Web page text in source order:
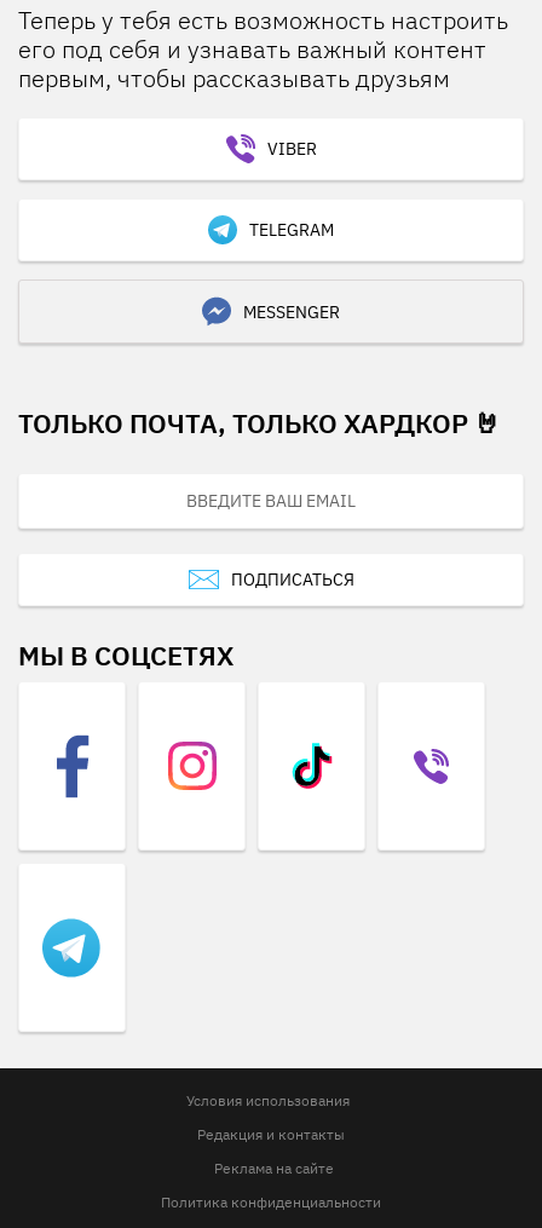
Теперь у тебя есть возможность настроить
его под себя и узнавать важный контент
первым, чтобы рассказывать друзьям
VIBER
TELEGRAM
MESSENGER
ТОЛЬКО ПОЧТА, ТОЛЬКО ХАРДКОР 🤘
ПОДПИСАТЬСЯ
МЫ В СОЦСЕТЯХ
Условия использования
Редакция и контакты
Реклама на сайте
Политика конфиденциальности